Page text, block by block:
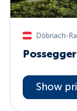
Döbriach-
Show